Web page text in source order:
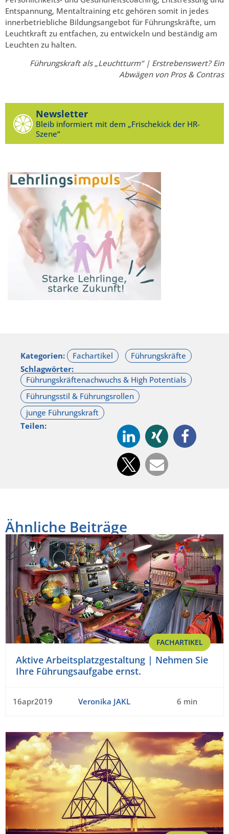
Entspannung, Mentaltraining etc gehören somit in jedes
innerbetriebliche Bildungsangebot für Führungskräfte, um
Leuchtkraft zu entfachen, zu entwickeln und beständig am
Leuchten zu halten.
Führungskraft als „Leuchtturm“ | Erstrebenswert? Ein
Abwägen von Pros & Contras
Newsletter
Bleib informiert mit dem „Frischekick der HR-
Szene“
Kategorien:
Schlagwörter:
Teilen:
Ähnliche Beiträge
FACHARTIKEL
Aktive Arbeitsplatzgestaltung | Nehmen Sie
Ihre Führungsaufgabe ernst.
16apr2019 Veronika JAKL 6 min